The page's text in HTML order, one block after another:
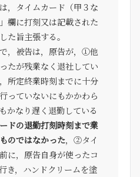
イムカード（甲３な
欄に打刻又は記載された
た旨主張する。
告は，原告が，①他
たが残業なく退社してい
所定終業時刻までに十分
っていないにもかかわら
かなり遅く退勤している
ドの退勤打刻時刻まで業
のではなかった，②タイ
に，原告自身が使ったコ
き，ハンドクリームを塗